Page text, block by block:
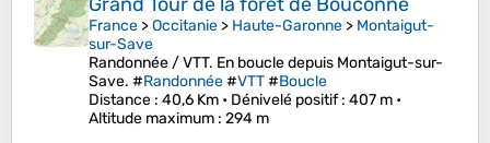
France >Occitanie > Haute-Garonne > Montaigut-
sur-Save
Randonnée / VTT. En boucle depuis Montaigut-sur-
Save. #Randonnée#VTT#Boucle
Distance : 40,6 Km • Dénivelé positif: 407 m •
Altitude maximum : 294 m